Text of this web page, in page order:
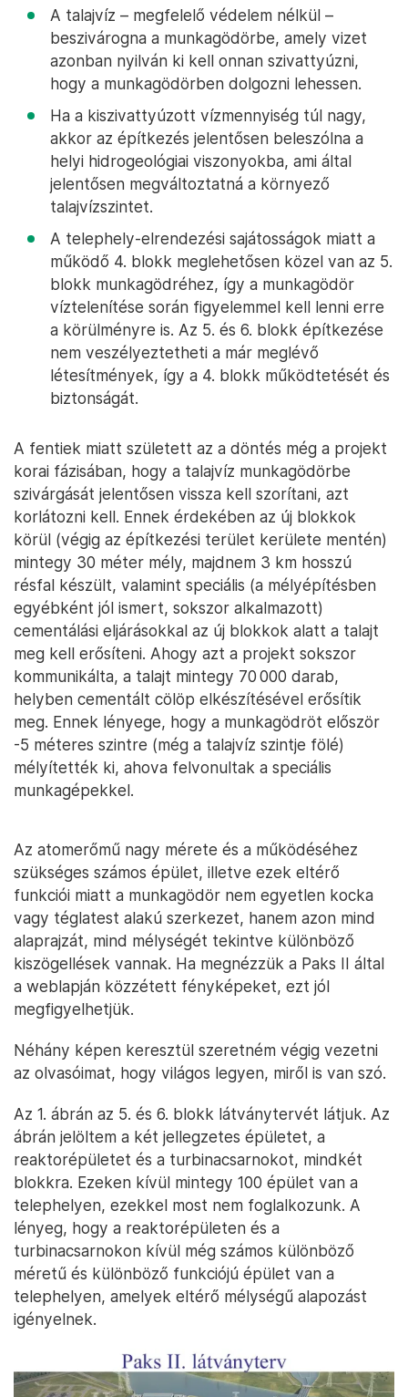
A talajvíz – megfelelő védelem nélkül –
beszivárogna a munkagödörbe, amely vizet
azonban nyilván ki kell onnan szivattyúzni,
hogy a munkagödörben dolgozni lehessen.
Ha a kiszivattyúzott vízmennyiség túl nagy,
akkor az építkezés jelentősen beleszólna a
helyi hidrogeológiai viszonyokba, ami által
jelentősen megváltoztatná a környező
talajvízszintet.
A telephely-elrendezési sajátosságok miatt a
működő 4. blokk meglehetősen közel van az 5.
blokk munkagödréhez, így a munkagödör
víztelenítése során figyelemmel kell lenni erre
a körülményre is. Az 5. és 6. blokk építkezése
nem veszélyeztetheti a már meglévő
létesítmények, így a 4. blokk működtetését és
biztonságát.
A fentiek miatt született az a döntés még a projekt
korai fázisában, hogy a talajvíz munkagödörbe
szivárgását jelentősen vissza kell szorítani, azt
korlátozni kell. Ennek érdekében az új blokkok
körül (végig az építkezési terület kerülete mentén)
mintegy 30 méter mély, majdnem 3 km hosszú
résfal készült, valamint speciális (a mélyépítésben
egyébként jól ismert, sokszor alkalmazott)
cementálási eljárásokkal az új blokkok alatt a talajt
meg kell erősíteni. Ahogy azt a projekt sokszor
kommunikálta, a talajt mintegy 70 000 darab,
helyben cementált cölöp elkészítésével erősítik
meg. Ennek lényege, hogy a munkagödröt először
-5 méteres szintre (még a talajvíz szintje fölé)
mélyítették ki, ahova felvonultak a speciális
munkagépekkel.
Az atomerőmű nagy mérete és a működéséhez
szükséges számos épület, illetve ezek eltérő
funkciói miatt a munkagödör nem egyetlen kocka
vagy téglatest alakú szerkezet, hanem azon mind
alaprajzát, mind mélységét tekintve különböző
kiszögellések vannak. Ha megnézzük a Paks II által
a weblapján közzétett fényképeket, ezt jól
megfigyelhetjük.
Néhány képen keresztül szeretném végig vezetni
az olvasóimat, hogy világos legyen, miről is van szó.
Az 1. ábrán az 5. és 6. blokk látványtervét látjuk. Az
ábrán jelöltem a két jellegzetes épületet, a
reaktorépületet és a turbinacsarnokot, mindkét
blokkra. Ezeken kívül mintegy 100 épület van a
telephelyen, ezekkel most nem foglalkozunk. A
lényeg, hogy a reaktorépületen és a
turbinacsarnokon kívül még számos különböző
méretű és különböző funkciójú épület van a
telephelyen, amelyek eltérő mélységű alapozást
igényelnek.